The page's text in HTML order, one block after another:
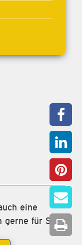
eine
gerne für Sie.